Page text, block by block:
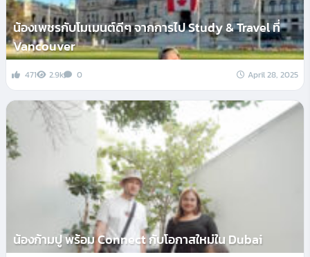
น้องเพชรกับโมเมนต์ดีๆ จากการไป Study & Travel ที่
Vancouver
471 2.9k 0 April 28, 2025
น้องก้ามปู พร้อม Connect กับโอกาสใหม่ใน Dubai